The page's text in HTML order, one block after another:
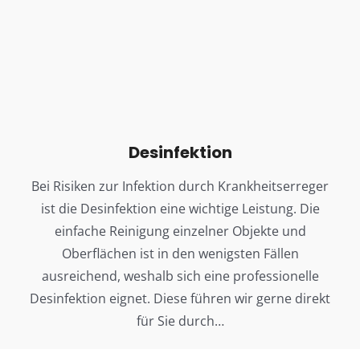
Desinfektion
Bei Risiken zur Infektion durch Krankheitserreger
ist die Desinfektion eine wichtige Leistung. Die
einfache Reinigung einzelner Objekte und
Oberflächen ist in den wenigsten Fällen
ausreichend, weshalb sich eine professionelle
Desinfektion eignet. Diese führen wir gerne direkt
für Sie durch…